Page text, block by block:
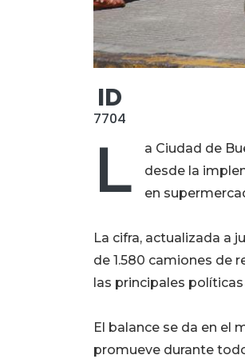
ID
7704
L
a Ciudad de
desde la
en
La cifra, actualizada a
de 1.580 camiones de
las principales
El balance se da en el
promueve durante